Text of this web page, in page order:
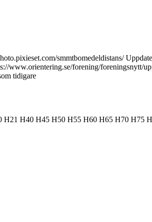
smmtbomedeldistans/
www.orientering.se/forening/foreningsnytt/
tidigare
H21 H40 H45 H50 H55 H60 H65 H70 H75